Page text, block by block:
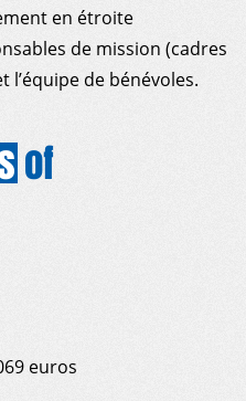
en étroite
de mission (cadres
l’équipe de bénévoles.
of
euros